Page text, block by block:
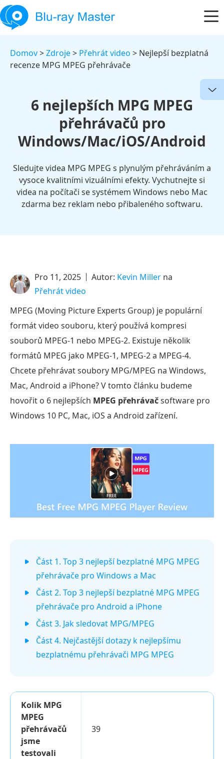
Domov>Zdroje> Přehrát video > Nejlepší bezplatná
recenze MPG MPEG přehrávače
6 nejlepších MPG MPEG
přehrávačů pro
Windows/Mac/iOS/Android
Sledujte videa MPG MPEG s plynulým přehráváním a
vysoce kvalitními vizuálními efekty. Vychutnejte si
videa na počítači se systémem Windows nebo Mac
zdarma bez reklam nebo přibaleného softwaru.
Pro 11, 2025 Autor: Kevin Miller na
Přehrát video
MPEG (Moving Picture Experts Group) je populární
formát video souboru, který používá kompresi
souborů MPEG-1 nebo MPEG-2. Existuje několik
formátů MPEG jako MPEG-1, MPEG-2 a MPEG-4.
Chcete přehrávat soubory MPG/MPEG na Windows,
Mac, Android a iPhone? V tomto článku budeme
hovořit o 6 nejlepších MPEG přehrávačsoftware pro
Windows 10 PC, Mac, iOS a Android zařízení.
Část 1. Top 3 nejlepší bezplatné MPG MPEG
přehrávače pro Windows a Mac
Část 2. Top 3 nejlepší bezplatné MPG MPEG
přehrávače pro Android a iPhone
Část 3. Jak sledovat MPG/MPEG
Část 4. Nejčastější dotazy k nejlepšímu
bezplatnému přehrávači MPG MPEG
Kolik MPG
MPEG
přehrávačů
jsme
testovali
39